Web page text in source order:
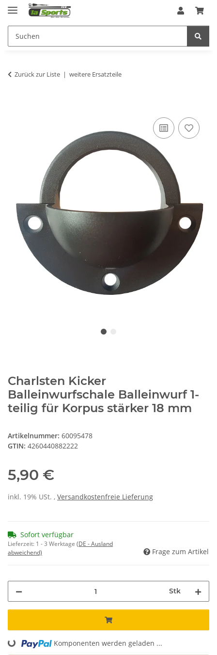
Zurück zur Liste weitere Ersatzteile
Charlsten Kicker
Balleinwurfschale Balleinwurf 1-
teilig für Korpus stärker 18 mm
Artikelnummer: 60095478
GTIN: 4260440882222
5,90 €
inkl. 19% USt. , Versandkostenfreie Lieferung
Sofort verfügbar
Lieferzeit: 1 - 3 Werktage (DE - Ausland
abweichend)
Frage zum Artikel
Stk
Loading... Komponenten werden geladen ...